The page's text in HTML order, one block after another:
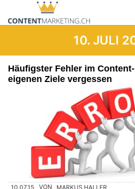
10. JULI
Häufigster Fehler im
eigenen Ziele vergessen
10.07.15 VON MARKUS HALLER